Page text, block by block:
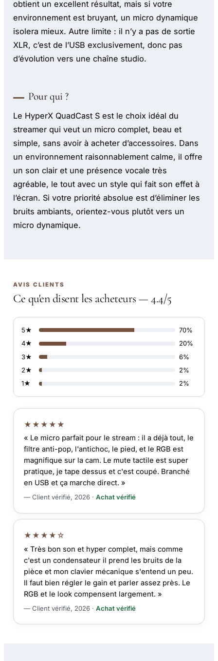
obtient un excellent résultat, mais si votre
environnement est bruyant, un micro dynamique
isolera mieux. Autre limite : il n’y a pas de sortie
XLR, c’est de l’USB exclusivement, donc pas
d’évolution vers une chaîne studio.
Pour qui ?
Le HyperX QuadCast S est le choix idéal du
streamer qui veut un micro complet, beau et
simple, sans avoir à acheter d’accessoires. Dans
un environnement raisonnablement calme, il offre
un son clair et une présence vocale très
agréable, le tout avec un style qui fait son effet à
l’écran. Si votre priorité absolue est d’éliminer les
bruits ambiants, orientez-vous plutôt vers un
micro dynamique.
AVIS CLIENTS
Ce qu'en disent les acheteurs — 4.4/5
5★
70%
4★
20%
3★
6%
2★
2%
1★
2%
★★★★★
« Le micro parfait pour le stream : il a déjà tout, le
filtre anti-pop, l'antichoc, le pied, et le RGB est
magnifique sur la cam. Le mute tactile est super
pratique, je tape dessus et c'est coupé. Branché
en USB et ça marche direct. »
— Client vérifié, 2026 · Achat vérifié
★★★★☆
« Très bon son et hyper complet, mais comme
c'est un condensateur il prend les bruits de la
pièce et mon clavier mécanique s'entend un peu.
Il faut bien régler le gain et parler assez près. Le
RGB et le look compensent largement. »
— Client vérifié, 2026 · Achat vérifié